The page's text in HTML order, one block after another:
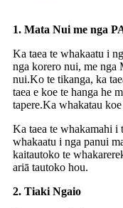
1. Mata Nui me nga
Ka taea te whakaatu i
nga korero nui, me nga
nui.Ko te tikanga, ka
taea e koe te hanga he
tapere.Ka whakatau
Ka taea te whakamahi i
whakaatu i nga panui
kaitautoko te
ariā tautoko hou.
2. Tiaki Ngaio